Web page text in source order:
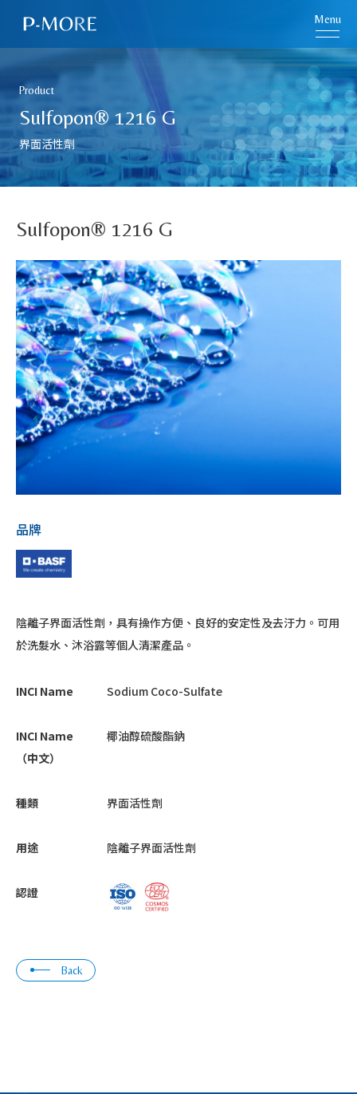
Menu
Product
Sulfopon® 1216 G
界面活性劑
Sulfopon® 1216 G
品牌
陰離子界面活性劑，具有操作方便、良好的安定性及去汙力。可用
於洗髮水、沐浴露等個人清潔產品。
INCI Name Sodium Coco-Sulfate
INCI Name
（中文）
椰油醇硫酸酯鈉
種類 界面活性劑
用途 陰離子界面活性劑
認證
Back